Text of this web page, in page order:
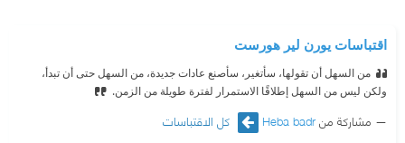
اقتباسات يورن لير هورست
من السهل أن تقولها، سأتغير، سأصنع عادات جديدة، من السهل حتى أن تبدأ،
ولكن ليس من السهل إطلاقًا الاستمرار لفترة طويلة من الزمن.
مشاركة منHeba badr كل الاقتباسات